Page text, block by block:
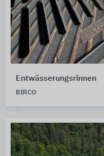
Entwässerungsrinnen
BIRCO